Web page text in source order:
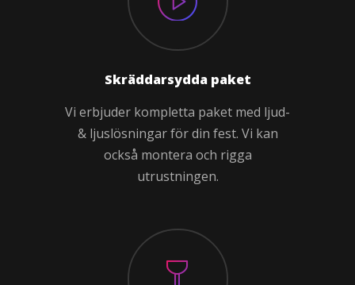
Skräddarsydda paket
Vi erbjuder kompletta paket med ljud-
& ljuslösningar för din fest. Vi kan
också montera och rigga
utrustningen.